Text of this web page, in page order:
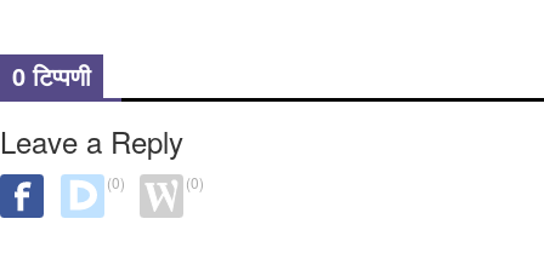
0 टिप्पणी
Leave a Reply
(0) (0)